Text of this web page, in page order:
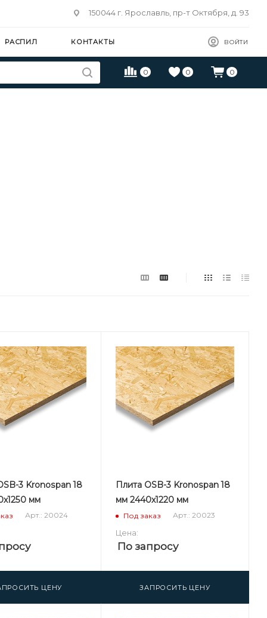
150044 г. Ярославль, пр-т Октября, д. 93
ВОЙТИ
РАСПИЛ КОНТАКТЫ
0 0 0
3 Kronospan 18
мм
Арт.: 20024
ЦЕНУ
Плита OSB-3 Kronospan 18
мм 2440х1220 мм
Под заказ Арт.: 20023
Цена:
По запросу
ЗАПРОСИТЬ ЦЕНУ